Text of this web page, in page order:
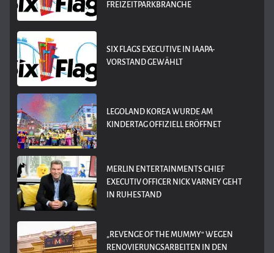
REIZEITPARKBRANCHE
SIX FLAGS EXECUTIVE IN IAAPA-
VORSTAND GEWÄHLT
LEGOLAND KOREA WURDE AM
KINDERTAG OFFIZIELL ERÖFFNET
MERLIN ENTERTAINMENTS CHIEF
EXECUTIV OFFICER NICK VARNEY GEHT
IN RUHESTAND
„REVENGE OF THE MUMMY“ WEGEN
RENOVIERUNGSARBEITEN IN DEN